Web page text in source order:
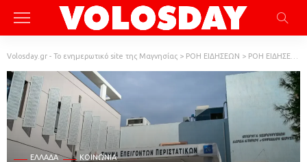
Volosday.gr - Το ενημερωτικό site της Μαγνησίας > ΡΟΗ ΕΙΔΗΣΕΩΝ > ΡΟΗ ΕΙΔΗΣΕΩΝ
ΕΛΛΆΔΑ ΚΟΙΝΩΝΙΑ